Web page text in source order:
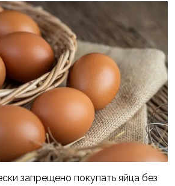
запрещено покупать яйца без